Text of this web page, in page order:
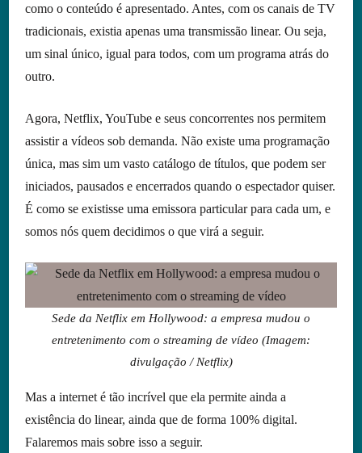
como o conteúdo é apresentado. Antes, com os canais de TV
tradicionais, existia apenas uma transmissão linear. Ou seja,
um sinal único, igual para todos, com um programa atrás do
outro.
Agora, Netflix, YouTube e seus concorrentes nos permitem
assistir a vídeos sob demanda. Não existe uma programação
única, mas sim um vasto catálogo de títulos, que podem ser
iniciados, pausados e encerrados quando o espectador quiser.
É como se existisse uma emissora particular para cada um, e
somos nós quem decidimos o que virá a seguir.
Sede da Netflix em Hollywood: a empresa mudou o
entretenimento com o streaming de vídeo (Imagem:
divulgação / Netflix)
Mas a internet é tão incrível que ela permite ainda a
existência do linear, ainda que de forma 100% digital.
Falaremos mais sobre isso a seguir.